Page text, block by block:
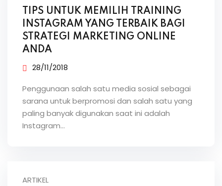
TIPS UNTUK MEMILIH TRAINING
INSTAGRAM YANG TERBAIK BAGI
STRATEGI MARKETING ONLINE
ANDA
28/11/2018
Penggunaan salah satu media sosial sebagai
sarana untuk berpromosi dan salah satu yang
paling banyak digunakan saat ini adalah
Instagram…
ARTIKEL